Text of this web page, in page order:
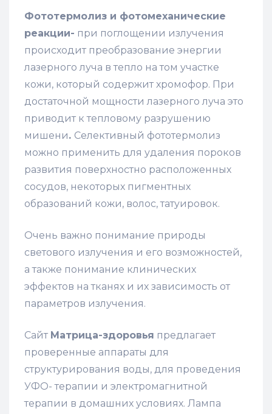
Фототермолиз и фотомеханические
реакции- при поглощении излучения
происходит преобразование энергии
лазерного луча в тепло на том участке
кожи, который содержит хромофор. При
достаточной мощности лазерного луча это
приводит к тепловому разрушению
мишени. Селективный фототермолиз
можно применить для удаления пороков
развития поверхностно расположенных
сосудов, некоторых пигментных
образований кожи, волос, татуировок.
Очень важно понимание природы
светового излучения и его возможностей,
а также понимание клинических
эффектов на тканях и их зависимость от
параметров излучения.
Сайт Матрица-здоровья предлагает
проверенные аппараты для
структурирования воды, для проведения
УФО- терапии и электромагнитной
терапии в домашних условиях. Лампа